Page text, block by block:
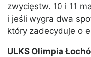
zwycięstw. 10 i 11
i jeśli wygra dwa
który zadecyduje o
ULKS Olimpia